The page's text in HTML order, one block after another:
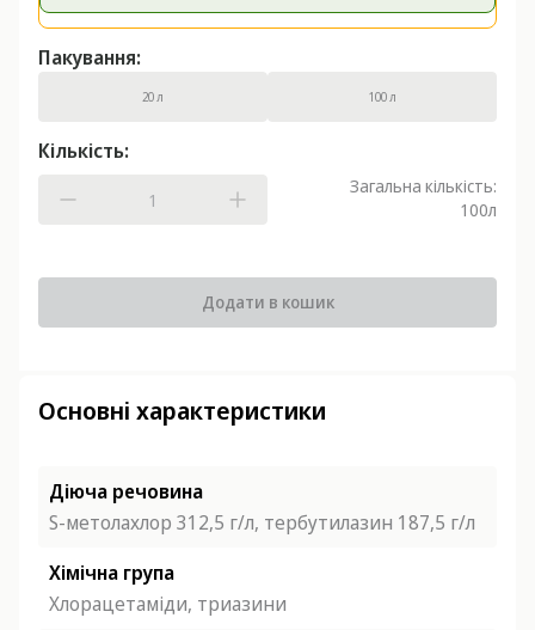
Пакування:
20 л 100 л
Кількість:
Загальна кількість:
100л
Додати в кошик
Основні характеристики
Діюча речовина
S-метолахлор 312,5 г/л, тербутилазин 187,5 г/л
Хімічна група
Хлорацетаміди, триазини